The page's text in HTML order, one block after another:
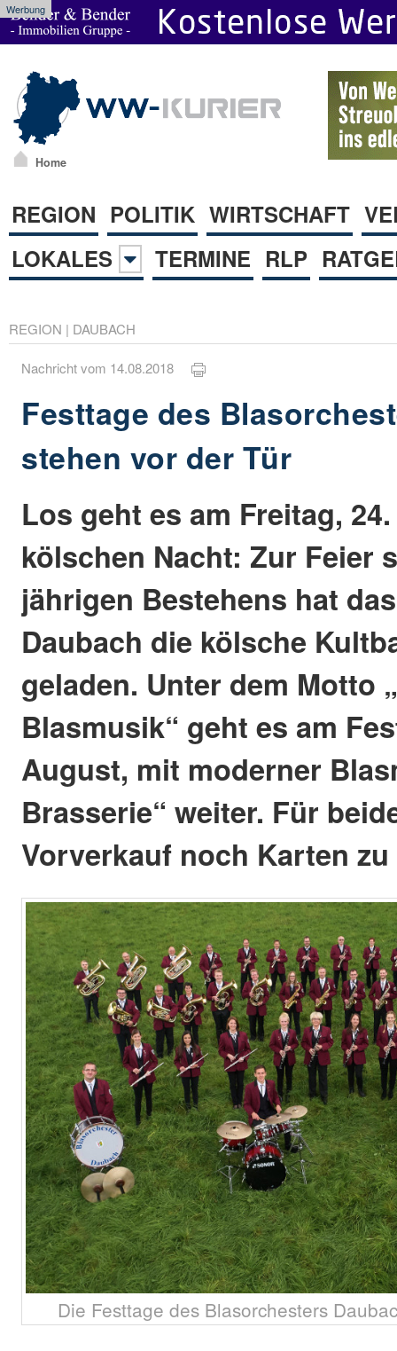
Werbung
Home
REGION POLITIK WIRTSCHAFT
LOKALES
TERMINE RLP
REGION | DAUBACH
Nachricht vom 14.08.2018
Festtage des
stehen vor der Tür
Los geht es am Freitag,
kölschen Nacht: Zur Feier
jährigen Bestehens hat
Daubach die kölsche
geladen. Unter dem Motto
Blasmusik“ geht es am
August, mit moderner
Brasserie“ weiter. Für
Vorverkauf noch Karten
Die Festtage des Blasorchesters